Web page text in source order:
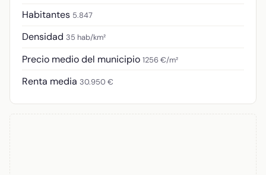
Habitantes 5.847
Densidad 35 hab/km²
Precio medio del municipio 1256 €/m²
Renta media 30.950 €